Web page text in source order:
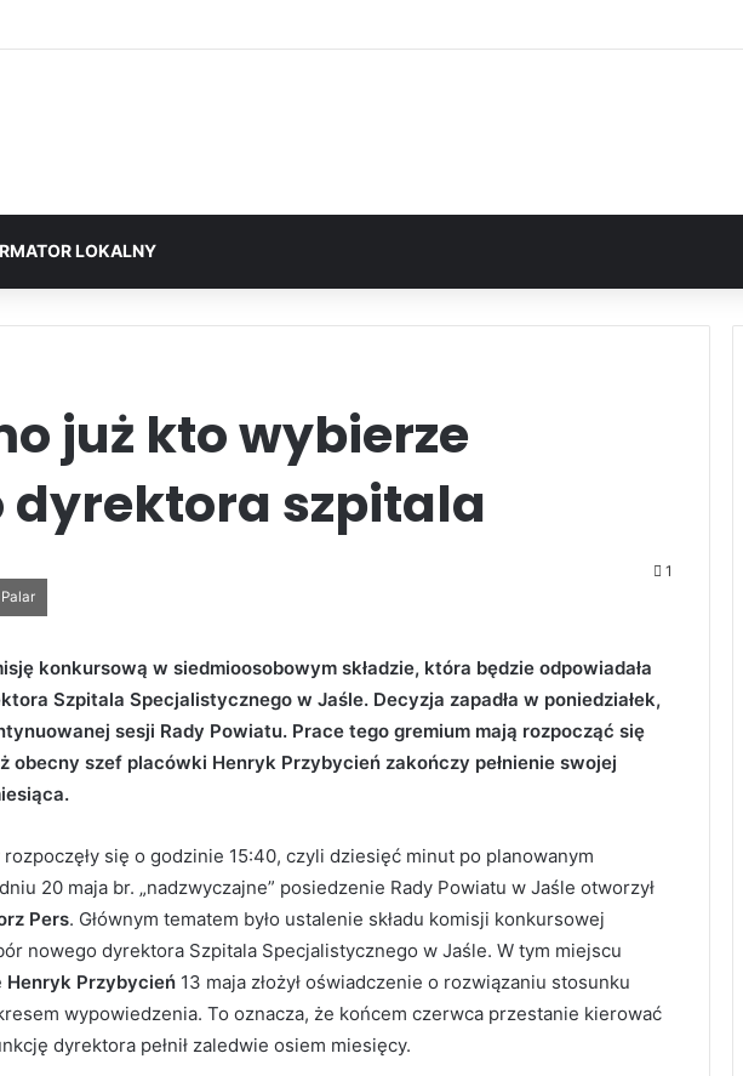
LOKALNY
już kto wybierze
dyrektora szpitala
1
konkursową w siedmioosobowym składzie, która będzie odpowiadała
Szpitala Specjalistycznego w Jaśle. Decyzja zapadła w poniedziałek,
sesji Rady Powiatu. Prace tego gremium mają rozpocząć się
obecny szef placówki Henryk Przybycień zakończy pełnienie swojej
rozpoczęły się o godzinie 15:40, czyli dziesięć minut po planowanym
20 maja br. „nadzwyczajne” posiedzenie Rady Powiatu w Jaśle otworzył
Pers. Głównym tematem było ustalenie składu komisji konkursowej
nowego dyrektora Szpitala Specjalistycznego w Jaśle. W tym miejscu
Henryk Przybycień 13 maja złożył oświadczenie o rozwiązaniu stosunku
wypowiedzenia. To oznacza, że końcem czerwca przestanie kierować
dyrektora pełnił zaledwie osiem miesięcy.